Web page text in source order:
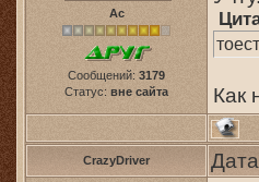
Ас
Сообщений: 3179
Статус: вне сайта Как
CrazyDriver